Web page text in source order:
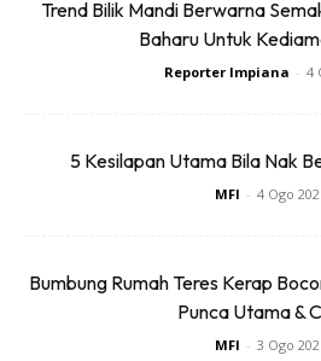
Trend Bilik Mandi Berwarna
Baharu Untuk
Reporter Impiana - 4
5 Kesilapan Utama Bila Nak
MFI - 4 Ogo
Bumbung Rumah Teres Kerap
Punca Utama &
MFI - 3 Ogo